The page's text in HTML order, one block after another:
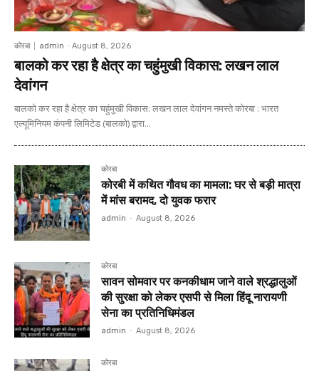
कोरबा admin - August 8, 2026
बालको कर रहा है क्षेत्र का चहुंमुखी विकास: लखन लाल
देवांगन
बालको कर रहा है क्षेत्र का चहुंमुखी विकास: लखन लाल देवांगन नमस्ते कोरबा : भारत
एल्यूमिनियम कंपनी लिमिटेड (बालको) द्वारा...
कोरबा
कोरबी में कथित गौवध का मामला: घर से बड़ी मात्रा
में मांस बरामद, दो युवक फरार
admin - August 8, 2026
कोरबा
सावन सोमवार पर कनकीधाम जाने वाले श्रद्धालुओं
की सुरक्षा को लेकर एसपी से मिला हिंदू नारायणी
सेना का प्रतिनिधिमंडल
admin - August 8, 2026
कोरबा